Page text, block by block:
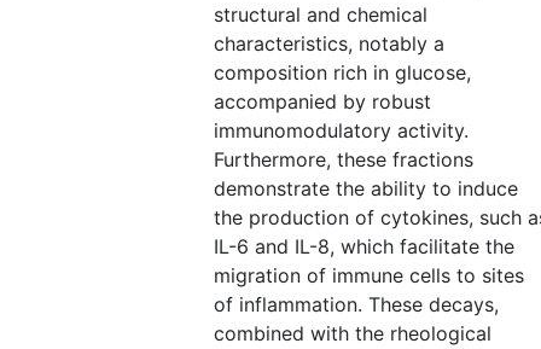
structural and chemical
characteristics, notably a
composition rich in glucose,
accompanied by robust
immunomodulatory activity.
Furthermore, these fractions
demonstrate the ability to induce
the production of cytokines, such
IL-6 and IL-8, which facilitate the
migration of immune cells to sites
of inflammation. These decays,
combined with the rheological